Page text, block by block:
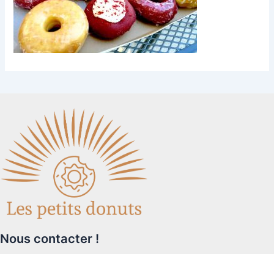
Nous contacter !